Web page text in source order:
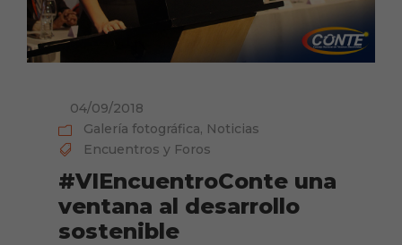
04/09/2018
Galería fotográfica, Noticias
Encuentros y Foros
#VIEncuentroConte una
ventana al desarrollo
sostenible